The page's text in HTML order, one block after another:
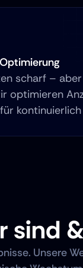
scharf –
optimieren
sind
Unsere